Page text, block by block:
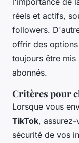
réels et actifs,
followers.
offrir des
toujours être
abonnés.
Critères pour
Lorsque vous
TikTok,
sécurité de vos